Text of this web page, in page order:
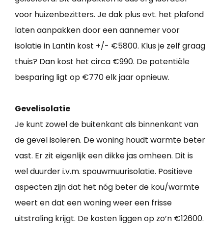
voor huizenbezitters. Je dak plus evt. het plafond
laten aanpakken door een aannemer voor
isolatie in Lantin kost +/- €5800. Klus je zelf graag
thuis? Dan kost het circa €990. De potentiële
besparing ligt op €770 elk jaar opnieuw.
Gevelisolatie
Je kunt zowel de buitenkant als binnenkant van
de gevel isoleren. De woning houdt warmte beter
vast. Er zit eigenlijk een dikke jas omheen. Dit is
wel duurder i.v.m. spouwmuurisolatie. Positieve
aspecten zijn dat het nóg beter de kou/warmte
weert en dat een woning weer een frisse
uitstraling krijgt. De kosten liggen op zo’n €12600.